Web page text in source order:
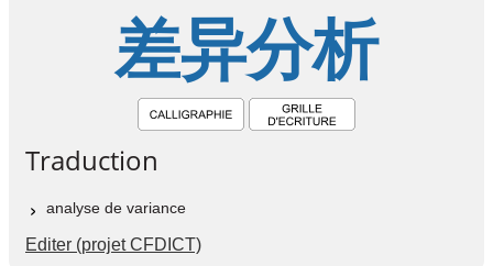
差异分析
Traduction
analyse de variance
Editer (projet CFDICT)